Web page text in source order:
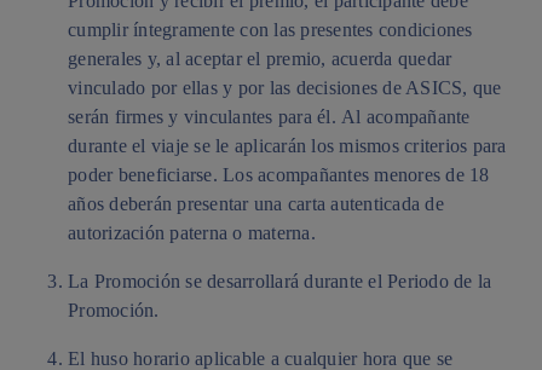
cumplir íntegramente con las presentes condiciones
generales y, al aceptar el premio, acuerda quedar
vinculado por ellas y por las decisiones de ASICS, que
serán firmes y vinculantes para él. Al acompañante
durante el viaje se le aplicarán los mismos criterios para
poder beneficiarse. Los acompañantes menores de 18
años deberán presentar una carta autenticada de
autorización paterna o materna.
La Promoción se desarrollará durante el Periodo de la
Promoción.
El huso horario aplicable a cualquier hora que se